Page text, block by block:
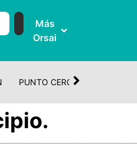
Más
Orsai
PUNTO CERO